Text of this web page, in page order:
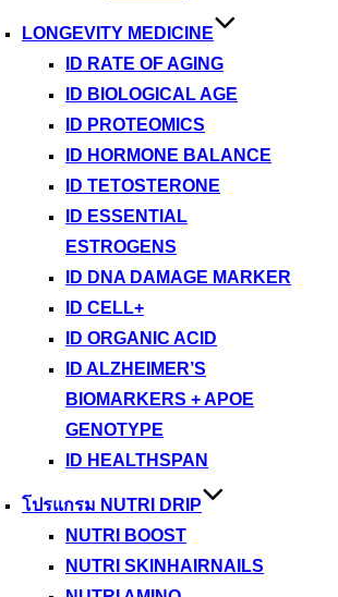
LONGEVITY MEDICINE
ID RATE OF AGING
ID BIOLOGICAL AGE
ID PROTEOMICS
ID HORMONE BALANCE
ID TETOSTERONE
ID ESSENTIAL
ESTROGENS
ID DNA DAMAGE MARKER
ID CELL+
ID ORGANIC ACID
ID ALZHEIMER’S
BIOMARKERS + APOE
GENOTYPE
ID HEALTHSPAN
โปรแกรม NUTRI DRIP
NUTRI BOOST
NUTRI SKINHAIRNAILS